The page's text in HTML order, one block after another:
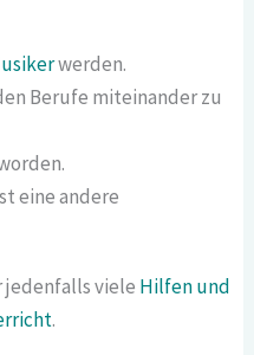
werden.
Berufe miteinander zu
eine andere
jedenfalls viele Hilfen und
.